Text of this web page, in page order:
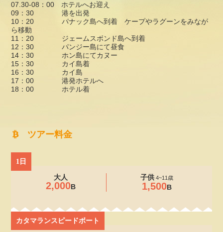
07.30-08：00 ホテルへお迎え
09：30 港を出発
10：20 パナック島へ到着 ケープやラグーンをみなが
ら移動
11：20 ジェームスボンド島へ到着
12：30 パンジー島にて昼食
14：30 ホン島にてカヌー
15：30 カイ島着
16：30 カイ島
17：00 港発ホテルへ
18：00 ホテル着
ツアー料金
1日
大人
2,000B
子供 4~11歳
1,500B
カタマランスピードボート